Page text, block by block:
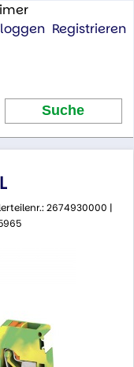
Registrieren
2674930000 |